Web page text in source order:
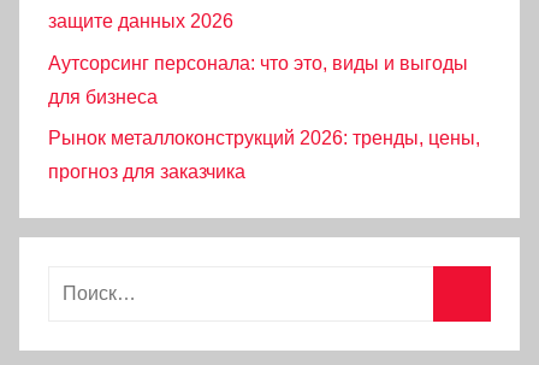
защите данных 2026
Аутсорсинг персонала: что это, виды и выгоды
для бизнеса
Рынок металлоконструкций 2026: тренды, цены,
прогноз для заказчика
Найти: